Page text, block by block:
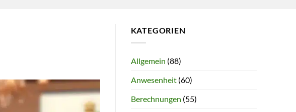
KATEGORIEN
Allgemein (88)
Anwesenheit(60)
Berechnungen (55)